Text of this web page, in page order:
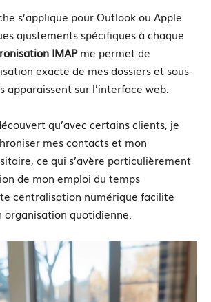
s’applique pour Outlook ou Apple
ajustements spécifiques à chaque
IMAPme permet de
exacte de mes dossiers et sous-
apparaissent sur l’interface web.
qu’avec certains clients, je
mes contacts et mon
ce qui s’avère particulièrement
de mon emploi du temps
centralisation numérique facilite
quotidienne.